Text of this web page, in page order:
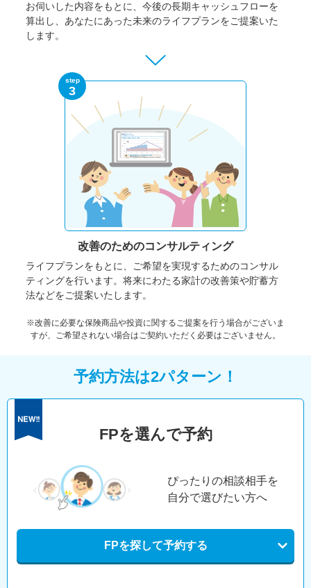
お伺いした内容をもとに、今後の長期キャッシュフローを
算出し、あなたにあった未来のライフプランをご提案いた
します。
step
3
改善のためのコンサルティング
ライフプランをもとに、ご希望を実現するためのコンサル
ティングを行います。将来にわたる家計の改善策や貯蓄方
法などをご提案いたします。
※改善に必要な保険商品や投資に関するご提案を行う場合がございま
すが、ご希望されない場合はご契約いただく必要はございません。
予約方法は2パターン！
FPを選んで予約
ぴったりの相談相手を
自分で選びたい方へ
FPを探して予約する